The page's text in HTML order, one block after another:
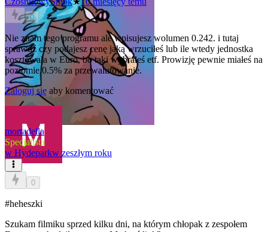
0
Nie znam tego programu ale wpisujesz wolumen 0.242. i tutaj
sprawdź czy podajesz cenę jaką wrzuciłeś lub ile wtedy jednostka
kosztowała w Euro, bo taki wybrałeś etf. Prowizję pewnie miałeś na
poziomie 0.5% za przewalutowanie.
Zaloguj się aby komentować
mortadella
Specjalista
w Hydeparkw zeszłym roku
0
#heheszki
Szukam filmiku sprzed kilku dni, na którym chłopak z zespołem